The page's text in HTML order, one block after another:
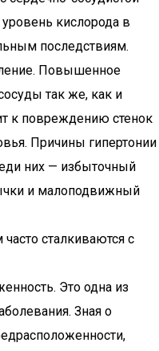
кислорода в
последствиям.
Повышенное
так же, как и
к повреждению стенок
Причины гипертонии
них — избыточный
и малоподвижный
сталкиваются с
Это одна из
Зная о